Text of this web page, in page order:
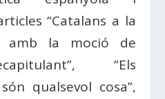
“Catalans a la
amb la moció de
“Els
qualsevol cosa”,